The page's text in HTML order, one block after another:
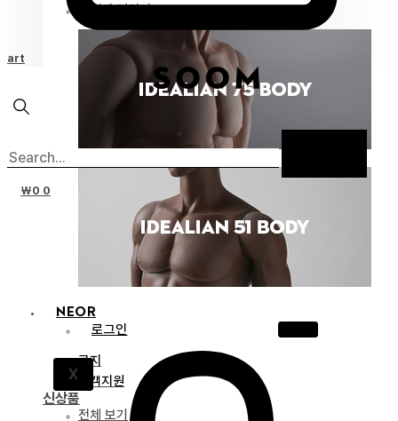
스페셜 에디션
NEOR
로그인
X
공지
고객지원
신상품
전체 보기
₩0 0